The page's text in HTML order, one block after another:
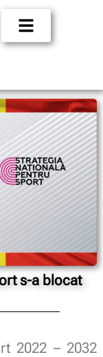
s-a blocat
2022 – 2032